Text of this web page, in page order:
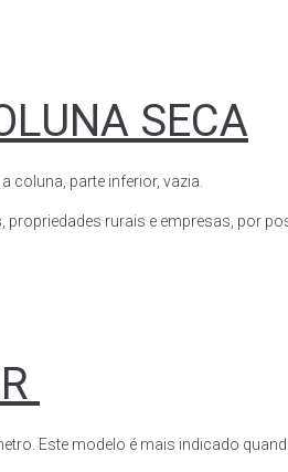
SECA
coluna, parte inferior, vazia.
rurais e empresas, por
Este modelo é mais indicado